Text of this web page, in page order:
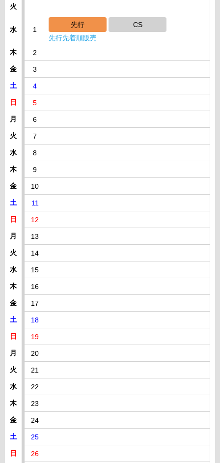
火
水 1
先行
CS
先行先着順販売
木
2
金 3
土 4
日 5
月 6
火 7
水 8
木 9
金 10
土 11
日 12
月 13
火 14
水 15
木 16
金 17
土 18
日 19
月 20
火 21
水 22
木 23
金 24
土 25
日 26